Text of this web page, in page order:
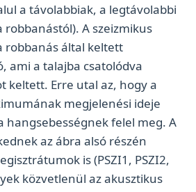
a távolabbiak, a legtávolabbi
robbanástól). A szeizmikus
robbanás által keltett
ami a talajba csatolódva
keltett. Erre utal az, hogy a
megjelenési ideje
hangsebességnek felel meg. A
az ábra alsó részén
is (PSZI1, PSZI2,
közvetlenül az akusztikus